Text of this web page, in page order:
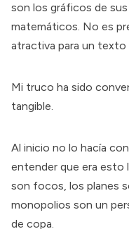
son los gráficos de
matemáticos. No es
atractiva para un texto
Mi truco ha sido
tangible.
Al inicio no lo hacía
entender que era esto
son focos, los planes
monopolios son un
de copa.